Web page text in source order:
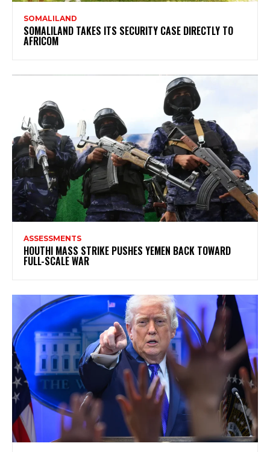
SOMALILAND
SOMALILAND TAKES ITS SECURITY CASE DIRECTLY TO
AFRICOM
ASSESSMENTS
HOUTHI MASS STRIKE PUSHES YEMEN BACK TOWARD
FULL-SCALE WAR